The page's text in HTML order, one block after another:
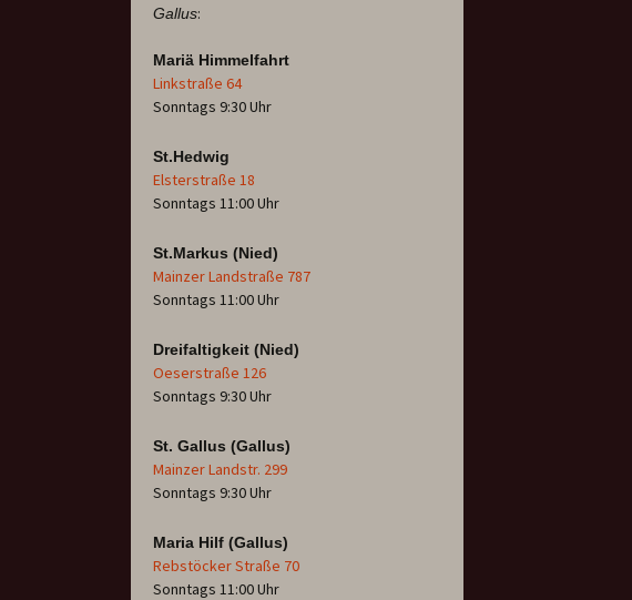
Gallus:
Mariä Himmelfahrt
Linkstraße 64
Sonntags 9:30 Uhr
St.Hedwig
Elsterstraße 18
Sonntags 11:00 Uhr
St.Markus (Nied)
Mainzer Landstraße 787
Sonntags 11:00 Uhr
Dreifaltigkeit (Nied)
Oeserstraße 126
Sonntags 9:30 Uhr
St. Gallus (Gallus)
Mainzer Landstr. 299
Sonntags 9:30 Uhr
Maria Hilf (Gallus)
Rebstöcker Straße 70
Sonntags 11:00 Uhr